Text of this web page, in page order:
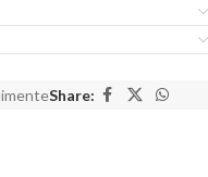
Share: